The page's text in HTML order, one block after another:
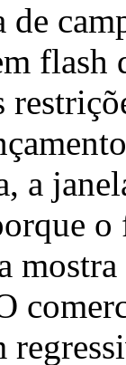
de
flash
a